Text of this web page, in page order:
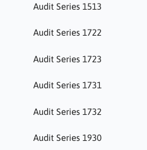
Audit Series 1513
Audit Series 1722
Audit Series 1723
Audit Series 1731
Audit Series 1732
Audit Series 1930